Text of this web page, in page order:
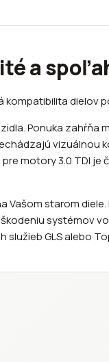
a
dielov
Ponuka zahŕňa
motory 3.0 TDI
Vašom starom
systémov
GLS alebo